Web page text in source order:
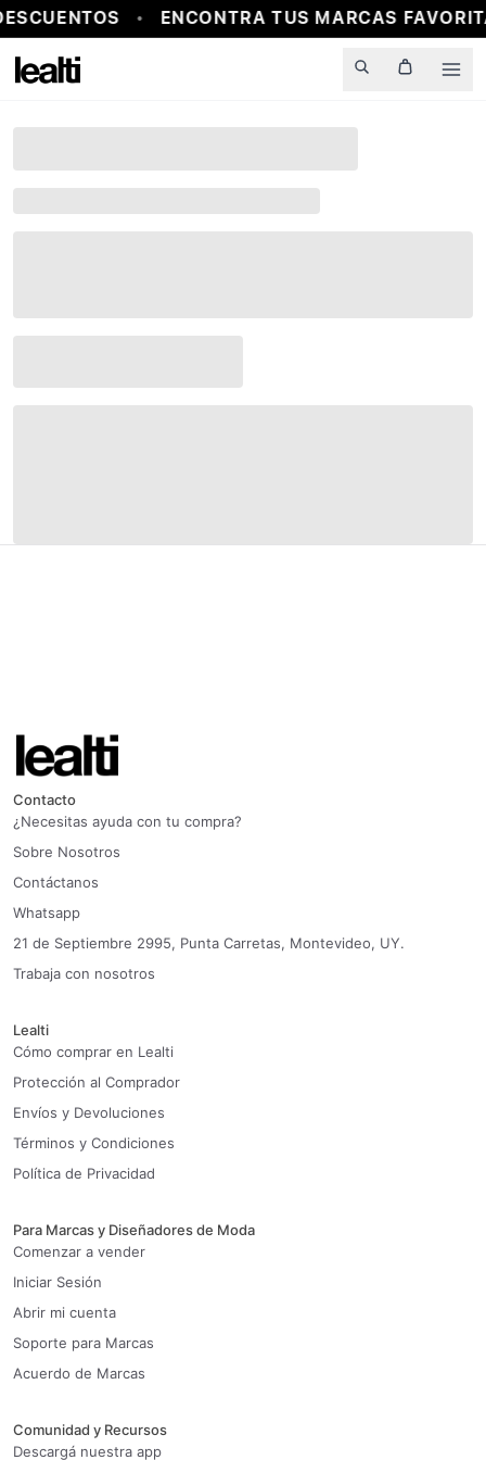
ENCONTRA TUS MARCAS
Contacto
¿Necesitas ayuda con tu compra?
Sobre Nosotros
Contáctanos
Whatsapp
21 de Septiembre 2995, Punta Carretas, Montevideo, UY.
Trabaja con nosotros
Lealti
Cómo comprar en Lealti
Protección al Comprador
Envíos y Devoluciones
Términos y Condiciones
Política de Privacidad
Para Marcas y Diseñadores de Moda
Comenzar a vender
Iniciar Sesión
Abrir mi cuenta
Soporte para Marcas
Acuerdo de Marcas
Comunidad y Recursos
Descargá nuestra app